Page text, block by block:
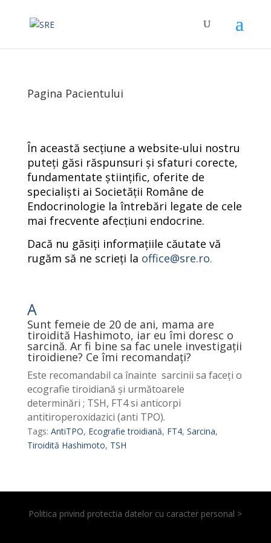
Pagina Pacientului
În această secțiune a website-ului nostru
puteți găsi răspunsuri și sfaturi corecte,
fundamentate științific, oferite de
specialiști ai Societății Române de
Endocrinologie la întrebări legate de cele
mai frecvente afecțiuni endocrine.
Dacă nu găsiți informațiile căutate vă
rugăm să ne scrieți la office@sre.ro.
A
Sunt femeie de 20 de ani, mama are
tiroidită Hashimoto, iar eu îmi doresc o
sarcină. Ar fi bine sa fac unele investigații
tiroidiene? Ce îmi recomandați?
Este recomandabil ca înainte sarcinii sa faceți o
ecografie tiroidiană și următoarele
determinări ; TSH, FT4 si anticorpi
antitiroperoxidazici (anti TPO).
Tags: AntiTPO, Ecografie troidiană, FT4, Sarcina,
Tiroidită Hashimoto, TSH
Politica privind protectia datelor cu caracter personal >